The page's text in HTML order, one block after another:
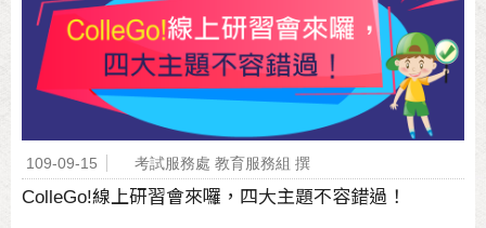
109-09-15 考試服務處 教育服務組 撰
ColleGo!線上研習會來囉，四大主題不容錯過！